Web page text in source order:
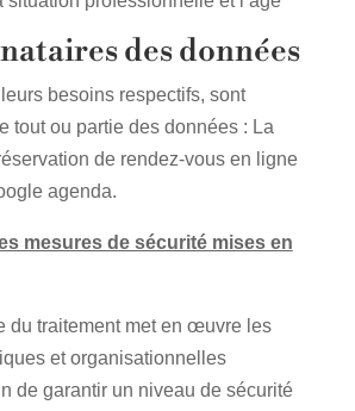
des données
besoins respectifs, sont
tout ou partie des données : La
de rendez-vous en ligne
agenda.
mesures de sécurité mises en
du traitement met en œuvre les
et organisationnelles
de garantir un niveau de sécurité